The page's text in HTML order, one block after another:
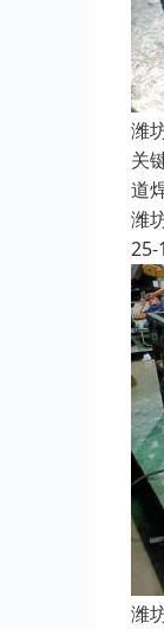
潍
关
道
潍
25-
潍